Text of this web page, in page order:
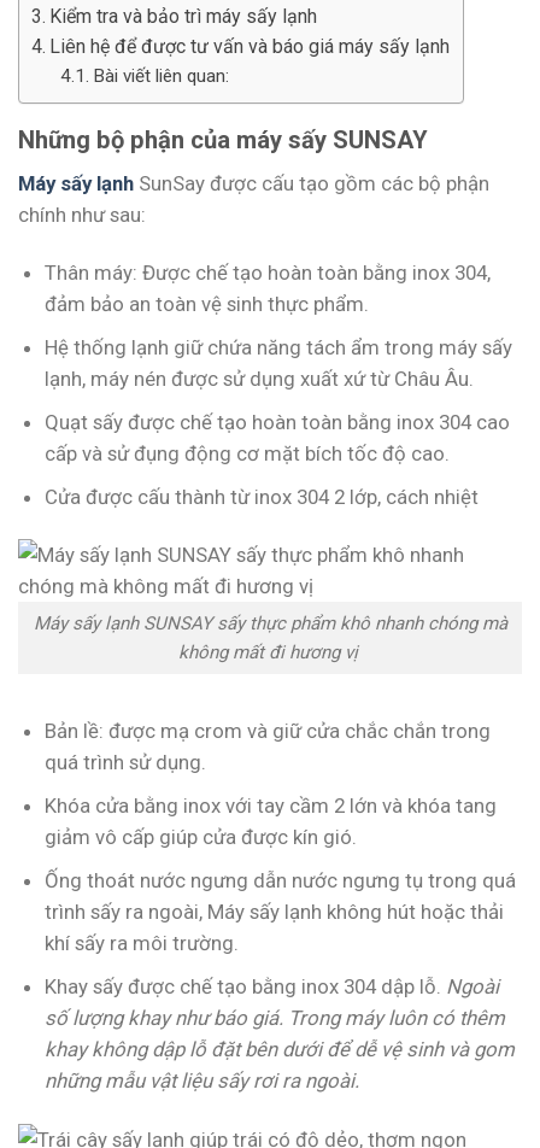
Kiểm tra và bảo trì máy sấy lạnh
Liên hệ để được tư vấn và báo giá máy sấy lạnh
Bài viết liên quan:
Những bộ phận của máy sấy SUNSAY
Máy sấy lạnh SunSay được cấu tạo gồm các bộ phận
chính như sau:
Thân máy: Được chế tạo hoàn toàn bằng inox 304,
đảm bảo an toàn vệ sinh thực phẩm.
Hệ thống lạnh giữ chứa năng tách ẩm trong máy sấy
lạnh, máy nén được sử dụng xuất xứ từ Châu Âu.
Quạt sấy được chế tạo hoàn toàn bằng inox 304 cao
cấp và sử đụng động cơ mặt bích tốc độ cao.
Cửa được cấu thành từ inox 304 2 lớp, cách nhiệt
Máy sấy lạnh SUNSAY sấy thực phẩm khô nhanh chóng mà
không mất đi hương vị
Bản lề: được mạ crom và giữ cửa chắc chắn trong
quá trình sử dụng.
Khóa cửa bằng inox với tay cầm 2 lớn và khóa tang
giảm vô cấp giúp cửa được kín gió.
Ống thoát nước ngưng dẫn nước ngưng tụ trong quá
trình sấy ra ngoài, Máy sấy lạnh không hút hoặc thải
khí sấy ra môi trường.
Khay sấy được chế tạo bằng inox 304 dập lỗ. Ngoài
số lượng khay như báo giá. Trong máy luôn có thêm
khay không dập lỗ đặt bên dưới để dễ vệ sinh và gom
những mẫu vật liệu sấy rơi ra ngoài.